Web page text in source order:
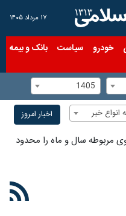
۱۷ مرداد ۱۴۰۵
خودرو سیاست بانک و بیمه
1405
انواع خبر اخبار امروز
مربوطه سال و ماه را محدود